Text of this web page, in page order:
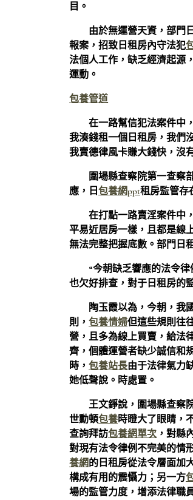
目。
由於無運營天資，部門
報案，招致日租房內守法犯
法個人工作，缺乏經濟起源
運動。
包養管道
在一路幫信犯法案件中
我湊錢租一個日租房，我們
我賣德律風卡賺大錢快，沒
圍場縣查察院第一查察
應，日 包養網ppt租房監管存
在打點一路賣淫案件中
平易近居房一樣，且都是線
無法完整把握底數。部門日
“今朝缺乏響應的法令
也欠好排查，對于日租房的
陶玉霞以為，今朝，我
則， 包養情婦但這些規則往
營，且多為線上買賣，給法
齊，個體運營者缺少誠信和
時， 包養站長由于法律氣力
她低聲說。時處置。
王文錚說，圍場縣查察
世勳頓包養時瞪大了眼睛，
查詢拜訪包養網單次 ，對縣
對現有法令律例不完美的情
養網的日租房從法令層面加
構成有用的震懾力；另一方
場的監管力度，增添法律職